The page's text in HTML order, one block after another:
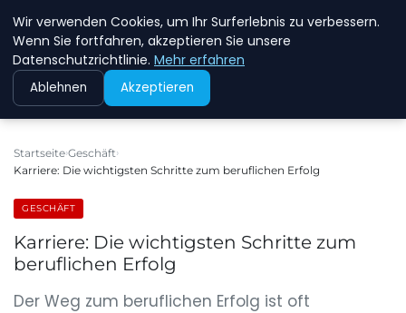
NEW ENERGY JOBS
Startseite Geschäft
Karriere: Die wichtigsten Schritte zum beruflichen Erfolg
GESCHÄFT
Karriere: Die wichtigsten Schritte zum
beruflichen Erfolg
Der Weg zum beruflichen Erfolg ist oft
Wir verwenden Cookies, um Ihr Surferlebnis zu verbessern.
Wenn Sie fortfahren, akzeptieren Sie unsere
Datenschutzrichtlinie. Mehr erfahren
Ablehnen Akzeptieren